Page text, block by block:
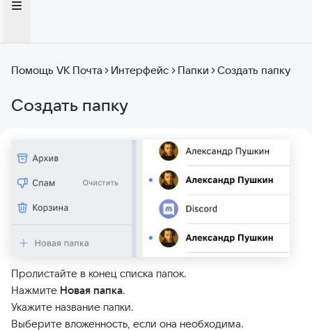
Помощь VK Почта Интерфейс Папки Создать папку
Создать папку
Пролистайте в конец списка папок.
Нажмите Новая папка.
Укажите название папки.
Выберите вложенность, если она необходима.